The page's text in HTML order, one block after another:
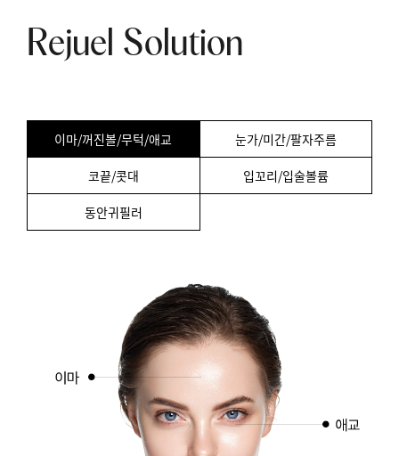
Rejuel Solution
이마/꺼진볼/무턱/애교 눈가/미간/팔자주름
코끝/콧대 입꼬리/입술볼륨
동안귀필러